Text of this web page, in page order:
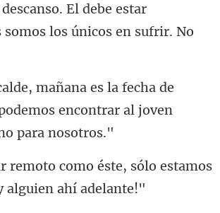
e estar
somos
echa de
encontrar
oto como éste, sólo estamos